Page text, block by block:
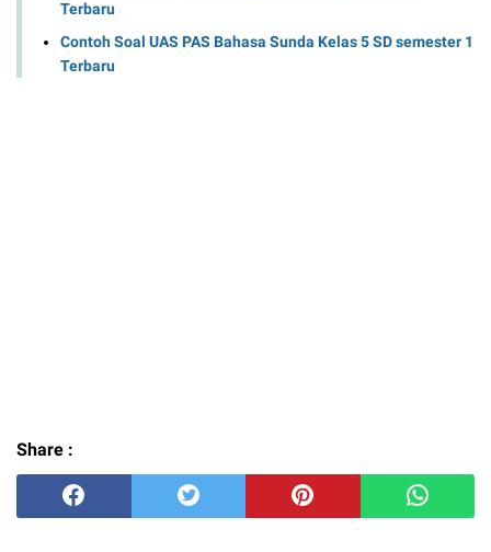
Terbaru
Contoh Soal UAS PAS Bahasa Sunda Kelas 5 SD semester 1
Terbaru
Share :